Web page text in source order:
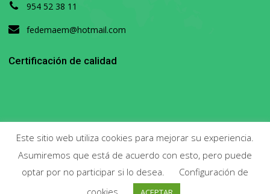
954 52 38 11
fedemaem@hotmail.com
Certificación de calidad
Copyright 2020. Todos los derechos reservados.
Este sitio web utiliza cookies para mejorar su experiencia.
Asumiremos que está de acuerdo con esto, pero puede
optar por no participar si lo desea.
Configuración de
cookies